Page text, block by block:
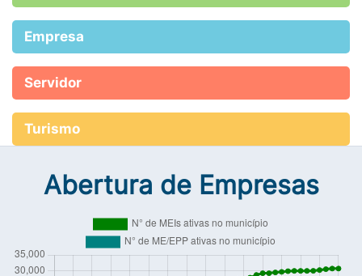
Empresa
Servidor
Turismo
Abertura de Empresas